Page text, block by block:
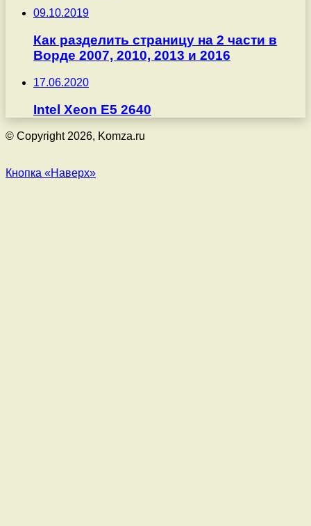
09.10.2019
Как разделить страницу на 2 части в
Ворде 2007, 2010, 2013 и 2016
17.06.2020
Intel Xeon E5 2640
© Copyright 2026, Komza.ru
Кнопка «Наверх»